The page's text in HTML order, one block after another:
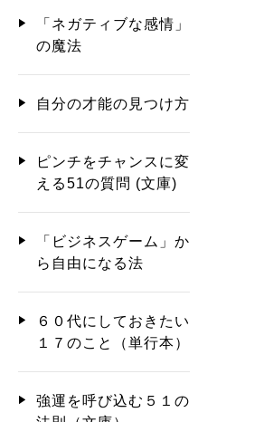
「ネガティブな感情」
の魔法
自分の才能の見つけ方
ピンチをチャンスに変
える51の質問 (文庫)
「ビジネスゲーム」か
ら自由になる法
６０代にしておきたい
１７のこと（単行本）
強運を呼び込む５１の